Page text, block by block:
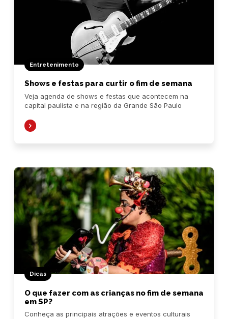
Entretenimento
Shows e festas para curtir o fim de semana
Veja agenda de shows e festas que acontecem na
capital paulista e na região da Grande São Paulo
Dicas
O que fazer com as crianças no fim de semana
em SP?
Conheça as principais atrações e eventos culturais